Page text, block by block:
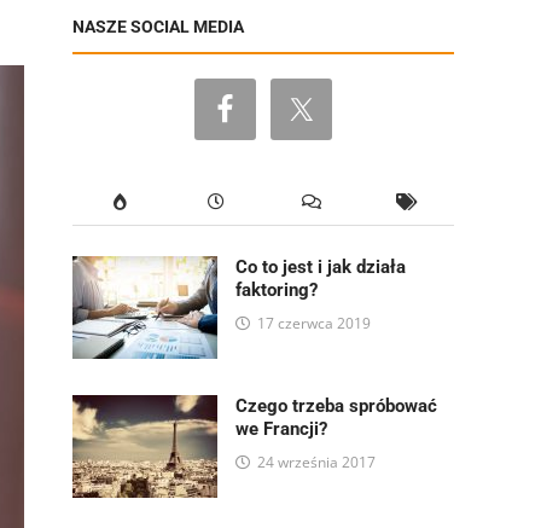
NASZE SOCIAL MEDIA
Co to jest i jak działa
faktoring?
17 czerwca 2019
Czego trzeba spróbować
we Francji?
24 września 2017